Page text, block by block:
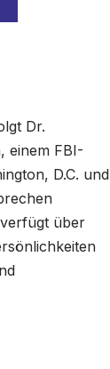
Dr.
einem FBI-
D.C. und
über